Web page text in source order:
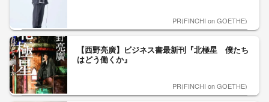
PR(FINCHI on GOETHE)
【西野亮廣】ビジネス書最新刊『北極星 僕たち
はどう働くか』
PR(FINCHI on GOETHE)